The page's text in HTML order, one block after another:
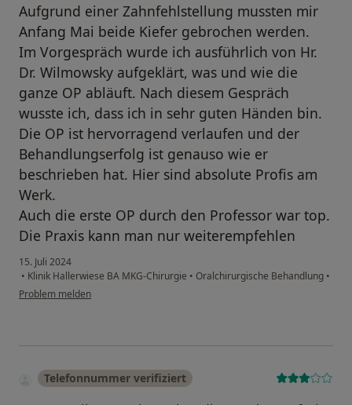
Aufgrund einer Zahnfehlstellung mussten mir
Anfang Mai beide Kiefer gebrochen werden.
Im Vorgespräch wurde ich ausführlich von Hr.
Dr. Wilmowsky aufgeklärt, was und wie die
ganze OP abläuft. Nach diesem Gespräch
wusste ich, dass ich in sehr guten Händen bin.
Die OP ist hervorragend verlaufen und der
Behandlungserfolg ist genauso wie er
beschrieben hat. Hier sind absolute Profis am
Werk.
Auch die erste OP durch den Professor war top.
Die Praxis kann man nur weiterempfehlen
15. Juli 2024
• Klinik Hallerwiese BA MKG-Chirurgie • Oralchirurgische Behandlung •
Problem melden
Telefonnummer verifiziert